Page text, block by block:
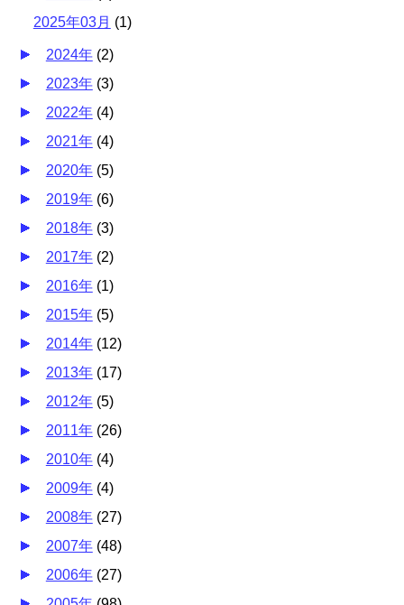
2025年03月 (1)
2024年 (2)
2023年 (3)
2022年 (4)
2021年 (4)
2020年 (5)
2019年 (6)
2018年 (3)
2017年 (2)
2016年 (1)
2015年 (5)
2014年 (12)
2013年 (17)
2012年 (5)
2011年 (26)
2010年 (4)
2009年 (4)
2008年 (27)
2007年 (48)
2006年 (27)